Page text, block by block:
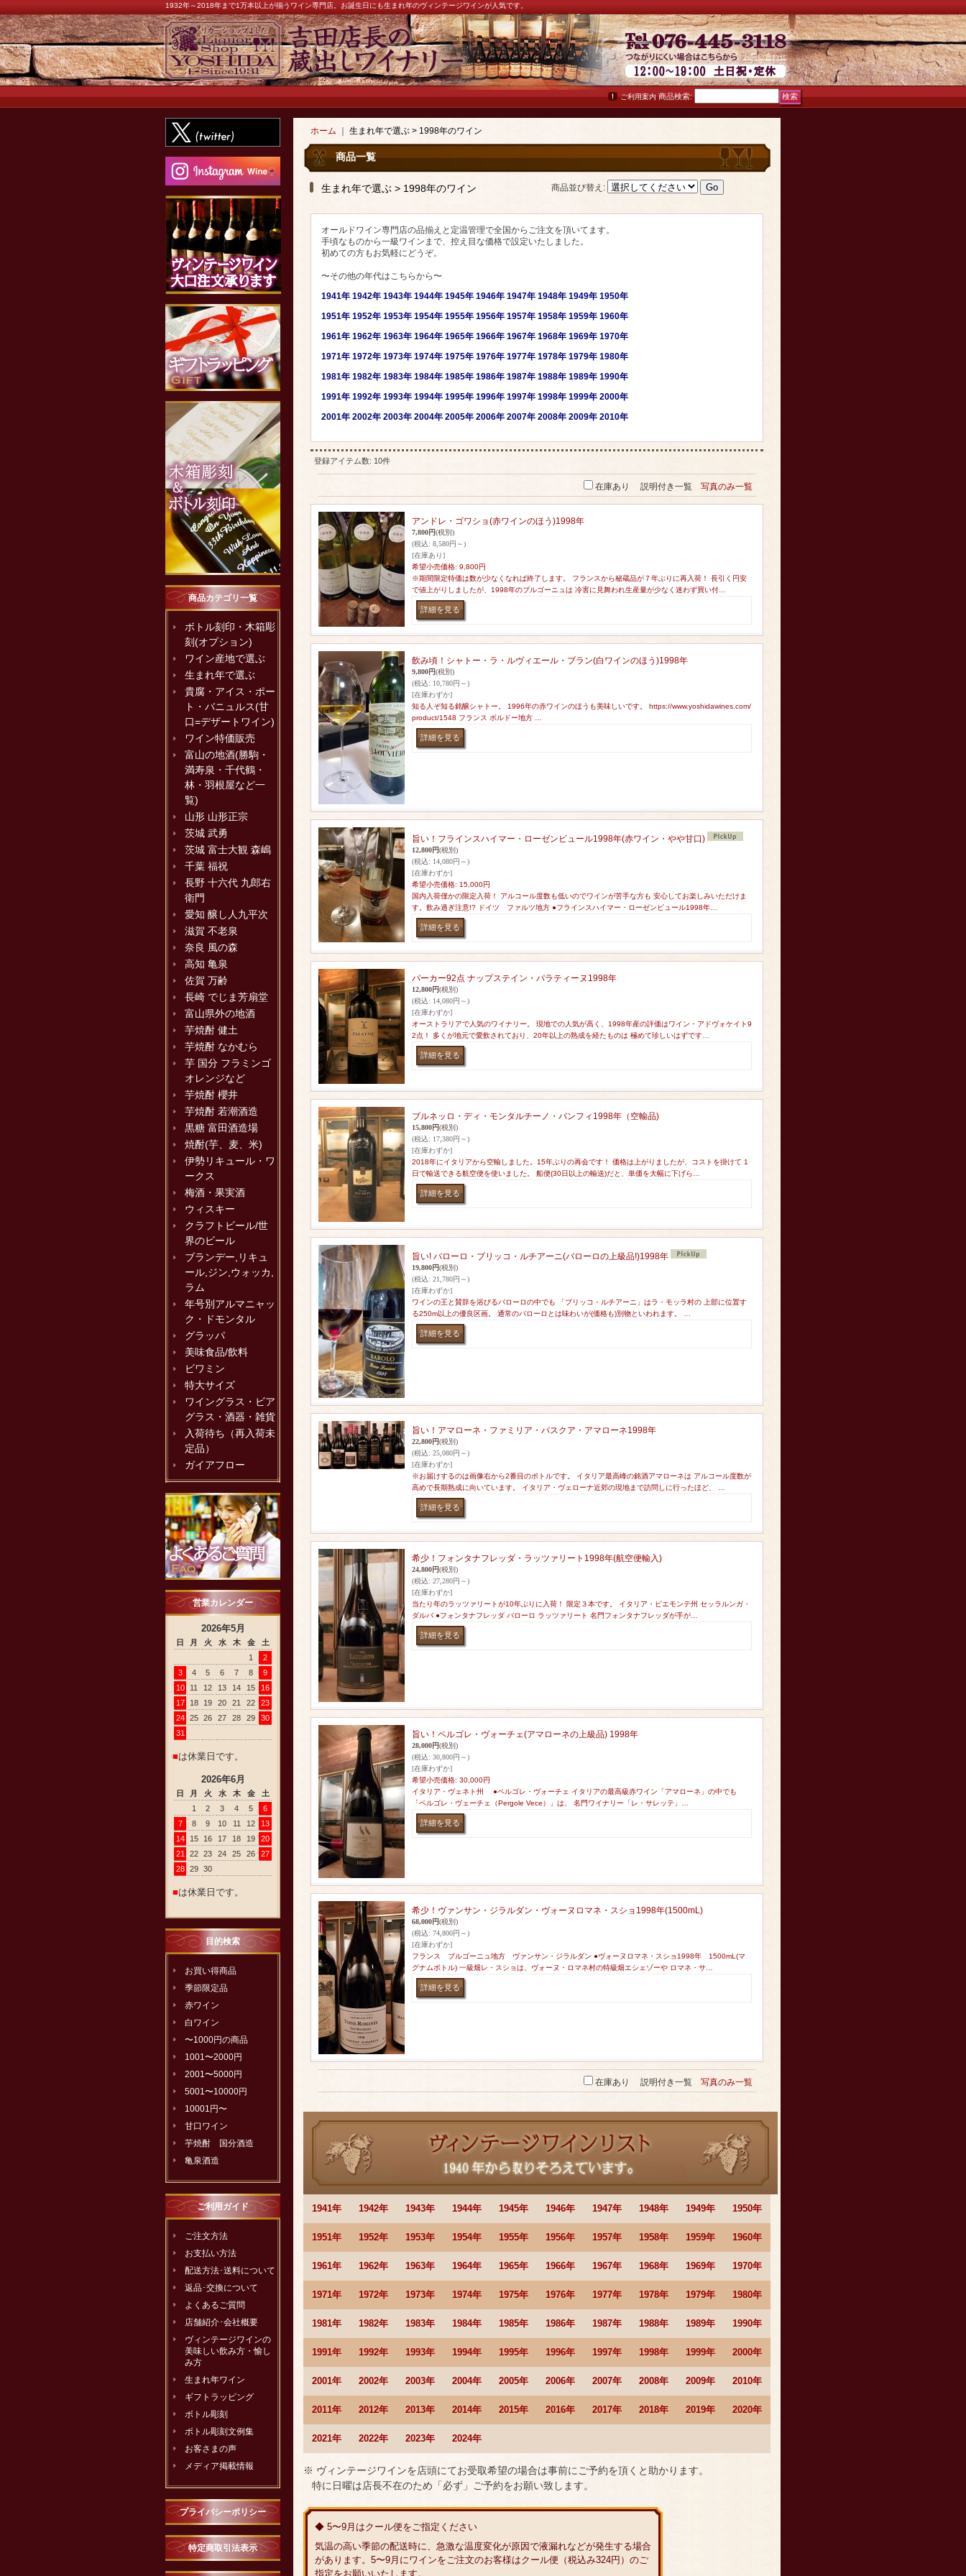
1932年～2018年まで1万本以上が揃うワイン専門店。お誕生日にも生まれ年のヴィンテージワインが人気です。
ご利用案内
お問い合わせ
商品検索:
商品カテゴリ一覧
ボトル刻印・木箱彫
刻(オプション)
ワイン産地で選ぶ
生まれ年で選ぶ
貴腐・アイス・ポー
ト・バニュルス(甘
口=デザートワイン)
ワイン特価販売
富山の地酒(勝駒・
満寿泉・千代鶴・
林・羽根屋など一
覧)
山形 山形正宗
茨城 武勇
茨城 富士大観 森嶋
千葉 福祝
長野 十六代 九郎右
衛門
愛知 醸し人九平次
滋賀 不老泉
奈良 風の森
高知 亀泉
佐賀 万齢
長崎 でじま芳扇堂
富山県外の地酒
芋焼酎 健土
芋焼酎 なかむら
芋 国分 フラミンゴ
オレンジなど
芋焼酎 櫻井
芋焼酎 若潮酒造
黒糖 富田酒造場
焼酎(芋、麦、米)
伊勢リキュール・ワ
ークス
梅酒・果実酒
ウィスキー
クラフトビール/世
界のビール
ブランデー,リキュ
ール,ジン,ウォッカ,
ラム
年号別アルマニャッ
ク・ドモンタル
グラッパ
美味食品/飲料
ビワミン
特大サイズ
ワイングラス・ビア
グラス・酒器・雑貨
入荷待ち（再入荷未
定品）
ガイアフロー
営業カレンダー
2026年5月
日 月 火 水 木 金
土
1
2
3
4 5 6 7 8
9
10
11 12 13 14 15
16
17
18 19 20 21 22
23
24
25 26 27 28 29
30
31
■は休業日です。
2026年6月
日 月 火 水 木 金
土
1
2 3 4 5
6
7
8 9 10 11 12
13
14
15 16 17 18 19
20
21
22 23 24 25 26
27
28
29 30
■は休業日です。
目的検索
お買い得商品
季節限定品
赤ワイン
白ワイン
〜1000円の商品
1001〜2000円
2001〜5000円
5001〜10000円
10001円〜
甘口ワイン
芋焼酎 国分酒造
亀泉酒造
ご利用ガイド
ご注文方法
お支払い方法
配送方法･送料について
返品･交換について
よくあるご質問
店舗紹介･会社概要
ヴィンテージワインの
美味しい飲み方・愉し
み方
生まれ年ワイン
ギフトラッピング
ボトル彫刻
ボトル彫刻文例集
お客さまの声
メディア掲載情報
プライバシーポリシー
特定商取引法表示
ホーム 生まれ年で選ぶ > 1998年のワイン
商品一覧
生まれ年で選ぶ > 1998年のワイン 商品並び替え :
オールドワイン専門店の品揃えと定温管理で全国からご注文を頂いてます。
手頃なものから一級ワインまで、控え目な価格で設定いたしました。
初めての方もお気軽にどうぞ。
〜その他の年代はこちらから〜
1941年 1942年 1943年 1944年 1945年 1946年 1947年 1948年 1949年 1950年
1951年 1952年 1953年 1954年 1955年 1956年 1957年 1958年 1959年 1960年
1961年 1962年 1963年 1964年 1965年 1966年 1967年 1968年 1969年 1970年
1971年 1972年 1973年 1974年 1975年 1976年 1977年 1978年 1979年 1980年
1981年 1982年 1983年 1984年 1985年 1986年 1987年 1988年 1989年 1990年
1991年 1992年 1993年 1994年 1995年 1996年 1997年 1998年 1999年 2000年
2001年 2002年 2003年 2004年 2005年 2006年 2007年 2008年 2009年 2010年
登録アイテム数: 10件
在庫あり 説明付き一覧 写真のみ一覧
アンドレ・ゴワショ(赤ワインのほう)1998年
7,800円(税別)
(税込: 8,580円～)
[在庫あり]
希望小売価格: 9,800円
※期間限定特価は数が少なくなれば終了します。 フランスから秘蔵品が７年ぶりに再入荷！ 長引く円安
で値上がりしましたが、1998年のブルゴーニュは 冷害に見舞われ生産量が少なく迷わず買い付…
飲み頃！シャトー・ラ・ルヴィエール・ブラン(白ワインのほう)1998年
9,800円(税別)
(税込: 10,780円～)
[在庫わずか]
知る人ぞ知る銘醸シャトー。 1996年の赤ワインのほうも美味しいです。 https://www.yoshidawines.com/
product/1548 フランス ボルドー地方 …
旨い！フラインスハイマー・ローゼンビュール1998年(赤ワイン・やや甘口)
12,800円(税別)
(税込: 14,080円～)
[在庫わずか]
希望小売価格: 15,000円
国内入荷僅かの限定入荷！ アルコール度数も低いのでワインが苦手な方も 安心してお楽しみいただけま
す。飲み過ぎ注意!? ドイツ ファルツ地方 ●フラインスハイマー・ローゼンビュール1998年…
パーカー92点 ナップステイン・パラティーヌ1998年
12,800円(税別)
(税込: 14,080円～)
[在庫わずか]
オーストラリアで人気のワイナリー。 現地での人気が高く、1998年産の評価はワイン・アドヴォケイト9
2点！ 多くが地元で愛飲されており、20年以上の熟成を経たものは 極めて珍しいはずです…
ブルネッロ・ディ・モンタルチーノ・バンフィ1998年（空輸品)
15,800円(税別)
(税込: 17,380円～)
[在庫わずか]
2018年にイタリアから空輸しました。15年ぶりの再会です！ 価格は上がりましたが、コストを掛けて 1
日で輸送できる航空便を使いました。 船便(30日以上の輸送)だと、単価を大幅に下げら…
旨い! バローロ・ブリッコ・ルチアーニ(バローロの上級品!)1998年
19,800円(税別)
(税込: 21,780円～)
[在庫わずか]
ワインの王と賛辞を浴びるバローロの中でも 「ブリッコ・ルチアーニ」はラ・モッラ村の 上部に位置す
る250m以上の優良区画。 通常のバローロとは味わいが(価格も)別物といわれます。 …
旨い！アマローネ・ファミリア・パスクア・アマローネ1998年
22,800円(税別)
(税込: 25,080円～)
[在庫わずか]
※お届けするのは画像右から2番目のボトルです。 イタリア最高峰の銘酒アマローネは アルコール度数が
高めで長期熟成に向いています。 イタリア・ヴェローナ近郊の現地まで訪問しに行ったほど、 …
希少！フォンタナフレッダ・ラッツァリート1998年(航空便輸入)
24,800円(税別)
(税込: 27,280円～)
[在庫わずか]
当たり年のラッツァリートが10年ぶりに入荷！ 限定３本です。 イタリア・ピエモンテ州 セッラルンガ・
ダルバ ●フォンタナフレッダ バローロ ラッツァリート 名門フォンタナフレッダが手が…
旨い！ペルゴレ・ヴォーチェ(アマローネの上級品) 1998年
28,000円(税別)
(税込: 30,800円～)
[在庫わずか]
希望小売価格: 30,000円
イタリア・ヴェネト州 ●ペルゴレ・ヴォーチェ イタリアの最高級赤ワイン「アマローネ」の中でも
「ペルゴレ・ヴェーチェ（Pergole Vece）」は、 名門ワイナリー「レ・サレッテ」…
希少！ヴァンサン・ジラルダン・ヴォーヌロマネ・スショ1998年(1500mL)
68,000円(税別)
(税込: 74,800円～)
[在庫わずか]
フランス ブルゴーニュ地方 ヴァンサン・ジラルダン ●ヴォーヌロマネ・スショ1998年 1500mL(マ
グナムボトル) 一級畑レ・スショは、ヴォーヌ・ロマネ村の特級畑エシェゾーや ロマネ・サ…
在庫あり 説明付き一覧 写真のみ一覧
1941年 1942年 1943年 1944年 1945年 1946年 1947年 1948年 1949年 1950年
1951年 1952年 1953年 1954年 1955年 1956年 1957年 1958年 1959年 1960年
1961年 1962年 1963年 1964年 1965年 1966年 1967年 1968年 1969年 1970年
1971年 1972年 1973年 1974年 1975年 1976年 1977年 1978年 1979年 1980年
1981年 1982年 1983年 1984年 1985年 1986年 1987年 1988年 1989年 1990年
1991年 1992年 1993年 1994年 1995年 1996年 1997年 1998年 1999年 2000年
2001年 2002年 2003年 2004年 2005年 2006年 2007年 2008年 2009年 2010年
2011年 2012年 2013年 2014年 2015年 2016年 2017年 2018年 2019年 2020年
2021年 2022年 2023年 2024年
※ ヴィンテージワインを店頭にてお受取希望の場合は事前にご予約を頂くと助かります。
特に日曜は店長不在のため「必ず」ご予約をお願い致します。
◆ 5〜9月はクール便をご指定ください
気温の高い季節の配送時に、急激な温度変化が原因で液漏れなどが発生する場合
があります。5〜9月にワインをご注文のお客様はクール便（税込み324円）のご
指定をお願いいたします。